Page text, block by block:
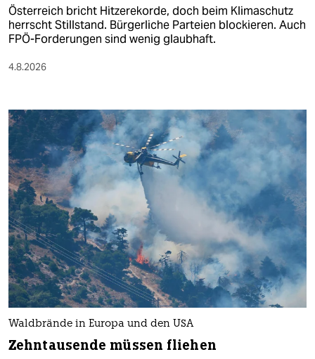
Österreich bricht Hitzerekorde, doch beim Klimaschutz
herrscht Stillstand. Bürgerliche Parteien blockieren. Auch
FPÖ-Forderungen sind wenig glaubhaft.
4.8.2026
Waldbrände in Europa und den USA
Zehntausende müssen fliehen